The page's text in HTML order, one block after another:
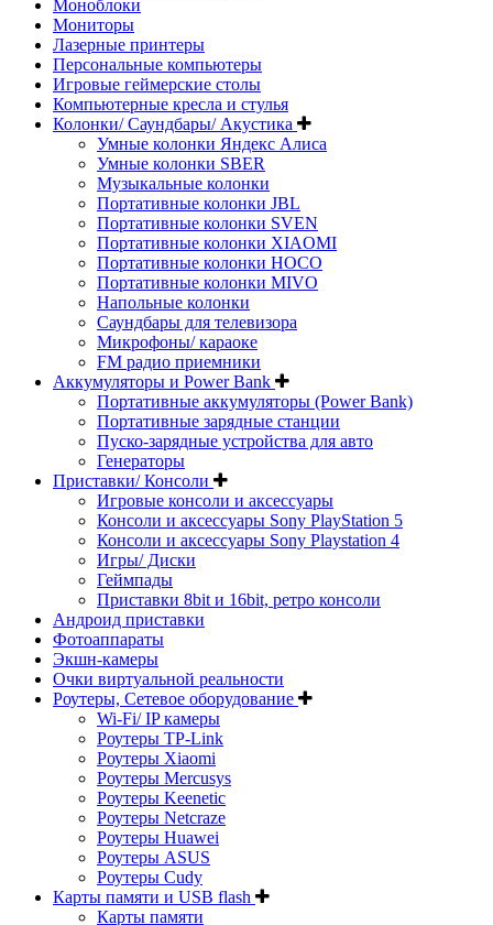
Моноблоки
Мониторы
Лазерные принтеры
Персональные компьютеры
Игровые геймерские столы
Компьютерные кресла и стулья
Колонки/ Саундбары/ Акустика
Умные колонки Яндекс Алиса
Умные колонки SBER
Музыкальные колонки
Портативные колонки JBL
Портативные колонки SVEN
Портативные колонки XIAOMI
Портативные колонки HOCO
Портативные колонки MIVO
Напольные колонки
Саундбары для телевизора
Микрофоны/ караоке
FM радио приемники
Аккумуляторы и Power Bank
Портативные аккумуляторы (Power Bank)
Портативные зарядные станции
Пуско-зарядные устройства для авто
Генераторы
Приставки/ Консоли
Игровые консоли и аксессуары
Консоли и аксессуары Sony PlayStation 5
Консоли и аксессуары Sony Playstation 4
Игры/ Диски
Геймпады
Приставки 8bit и 16bit, ретро консоли
Андроид приставки
Фотоаппараты
Экшн-камеры
Очки виртуальной реальности
Роутеры, Сетевое оборудование
Wi-Fi/ IP камеры
Роутеры TP-Link
Роутеры Xiaomi
Роутеры Mercusys
Роутеры Keenetic
Роутеры Netcraze
Роутеры Huawei
Роутеры ASUS
Роутеры Cudy
Карты памяти и USB flash
Карты памяти